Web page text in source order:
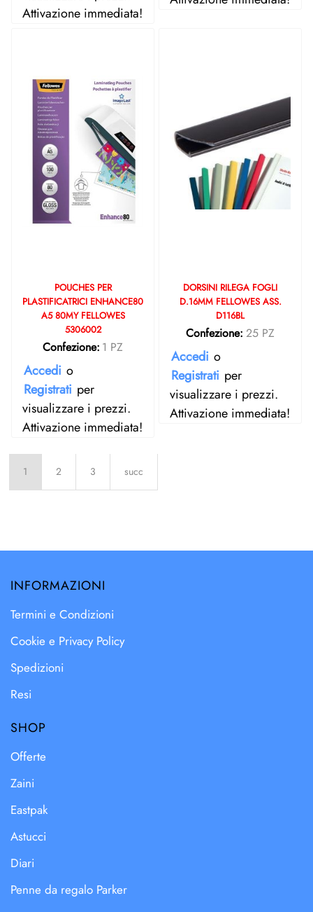
Attivazione immediata!
POUCHES PER
PLASTIFICATRICI ENHANCE80
A5 80MY FELLOWES
5306002
Confezione: 1 PZ
Accedi o
Registrati per
visualizzare i prezzi.
Attivazione immediata!
DORSINI RILEGA FOGLI
D.16MM FELLOWES ASS.
D116BL
Confezione: 25 PZ
Accedi o
Registrati per
visualizzare i prezzi.
Attivazione immediata!
1 2 3 succ
INFORMAZIONI
Termini e Condizioni
Cookie e Privacy Policy
Spedizioni
Resi
SHOP
Offerte
Zaini
Eastpak
Astucci
Diari
Penne da regalo Parker